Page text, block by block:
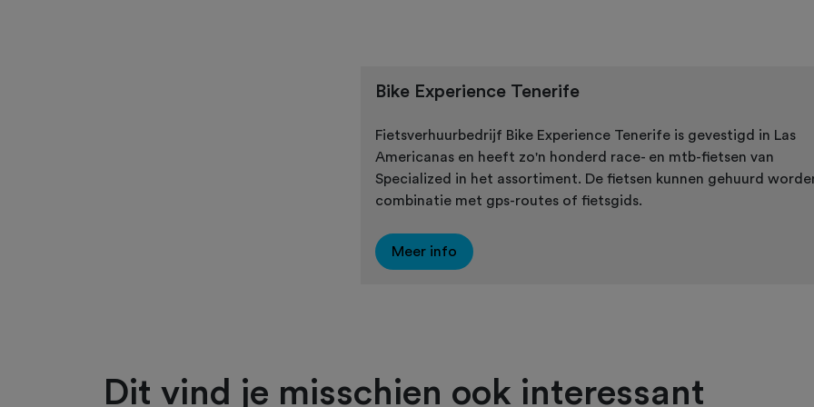
Bike Experience Tenerife
Fietsverhuurbedrijf Bike Experience Tenerife is gevestigd in Las
Americanas en heeft zo'n honderd race- en mtb-fietsen van
Specialized in het assortiment. De fietsen kunnen gehuurd
combinatie met gps-routes of fietsgids.
Meer info
Dit vind je misschien ook interessant